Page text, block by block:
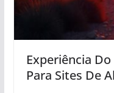
Experiência
Para Sites De